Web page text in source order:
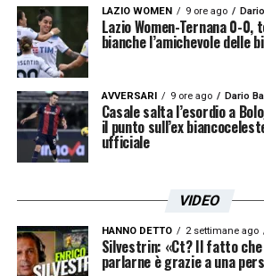
LAZIO WOMEN 9 ore ago
Lazio Women-Ternana 0-
bianche l’amichevole delle
AVVERSARI 9 ore ago Dario
Casale salta l’esordio a
il punto sull’ex
ufficiale
VIDEO
HANNO DETTO 2 settimane ago
Silvestrin: «Ct? Il fatto che
parlarne è grazie a una